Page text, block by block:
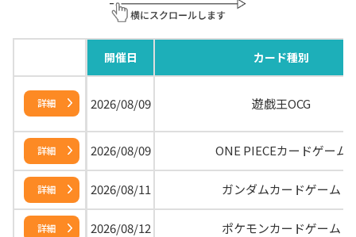
開催日 カード種別
詳細 2026/08/09 遊戯王OCG
詳細 2026/08/09 ONE PIECEカードゲーム
詳細 2026/08/11 ガンダムカードゲーム
詳細 2026/08/12 ポケモンカードゲーム